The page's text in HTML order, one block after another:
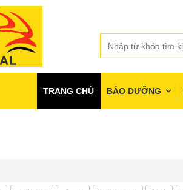
TRANG CHỦ BẢO DƯỠNG